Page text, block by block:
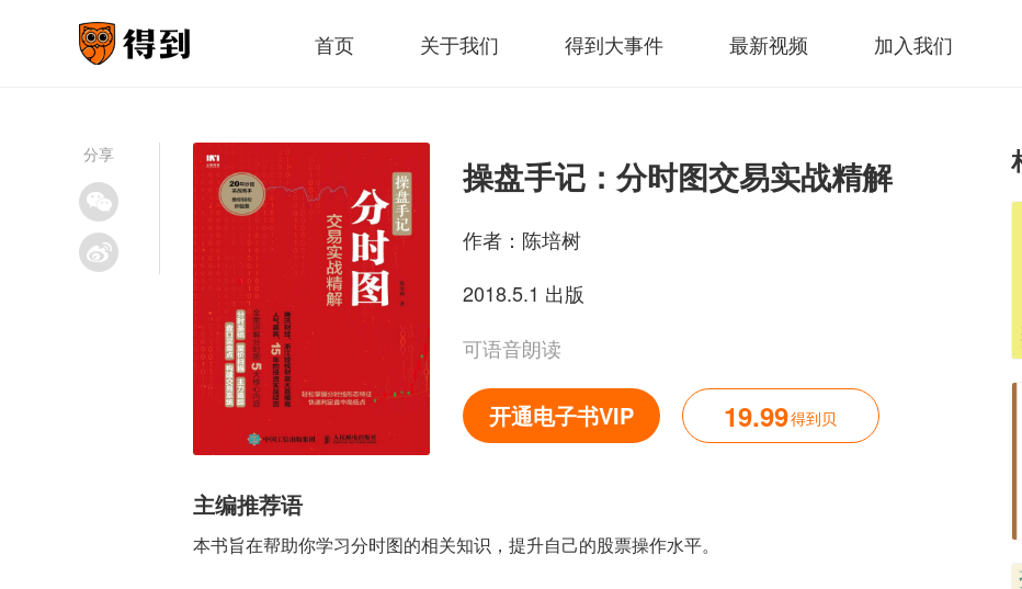
首页 关于我们 得到大事件 最新视频 加入我们
分享
操盘手记：分时图交易实战精解
作者： 陈培树
2018.5.1 出版
可语音朗读
开通电子书VIP 19.99得到贝
主编推荐语
本书旨在帮助你学习分时图的相关知识，提升自己的股票操作水平。